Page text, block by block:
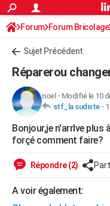
ACTUALITÉS
Politique
Société
Faits Divers
Education
Monde
Villes
+
FINANCE
Retraite
Impôts
Epargne
Immobilier
Risques naturels par ville
Banque
Assurance
Crédit
AUTO
Essais
Réserver un essai
Citadines
Berlines
SUV
Forum auto
+HIGH-TECH
Mobiles
Meilleur smartphone
Internet
Ordinateurs
Jeux vidéo
Guide high-tech
BRICOLAGE
WEEK-END
Forum Forum Bricolage
Sujet Précédent
Réparerou
noel - Modifié le 10
stf_la sudiste-
Bonjour,je n'arrlve plus
forçé comment faire?
Répondre (2)
A voir également: